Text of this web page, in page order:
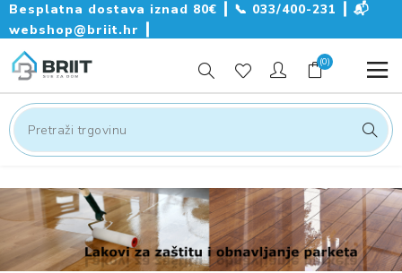
Besplatna dostava iznad 80€ ┃ 📞 033/400-231
📬
webshop@briit.hr
(0)